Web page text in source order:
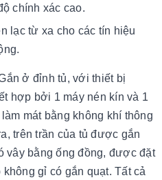
chính xác cao.
lạc từ xa cho các tín hiệu
ở đỉnh tủ, với thiết bị
hợp bởi 1 máy nén kín và 1
mát bằng không khí thông
trên trần của tủ được gắn
vây bằng ống đồng, được đặt
không gỉ có gắn quạt. Tất cả